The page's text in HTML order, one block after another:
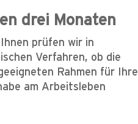
drei Monaten
prüfen wir in
Verfahren, ob die
Rahmen für Ihre
am Arbeitsleben